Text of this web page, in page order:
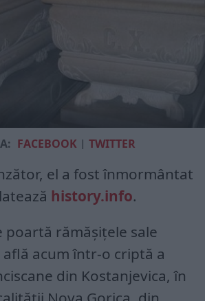
FACEBOOK |TWITTER
el a fost înmormântat
history.info.
poartă rămășițele sale
acum într-o criptă a
din Kostanjevica, în